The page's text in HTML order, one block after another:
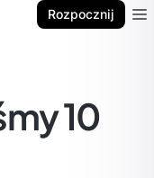
Rozpocznij
10